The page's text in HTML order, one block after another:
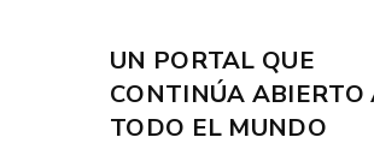
UN PORTAL QUE
CONTINÚA ABIERTO
TODO EL MUNDO